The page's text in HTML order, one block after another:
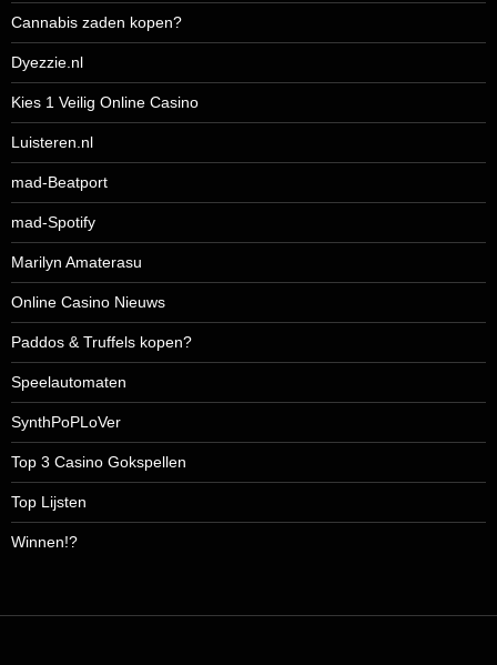
Cannabis zaden kopen?
Dyezzie.nl
Kies 1 Veilig Online Casino
Luisteren.nl
mad-Beatport
mad-Spotify
Marilyn Amaterasu
Online Casino Nieuws
Paddos & Truffels kopen?
Speelautomaten
SynthPoPLoVer
Top 3 Casino Gokspellen
Top Lijsten
Winnen!?